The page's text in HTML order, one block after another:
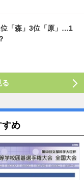
「森」3位「原」…1
る
すめ